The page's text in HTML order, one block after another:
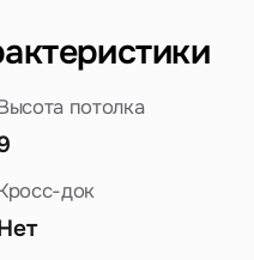
потолка
док